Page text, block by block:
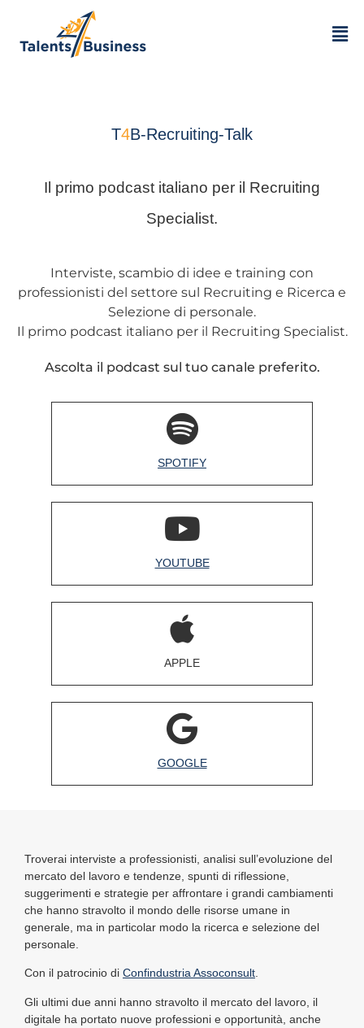
T4B-Recruiting-Talk
Il primo podcast italiano per il Recruiting
Specialist.
Interviste, scambio di idee e training con
professionisti del settore sul Recruiting e Ricerca e
Selezione di personale.
Il primo podcast italiano per il Recruiting Specialist.
Ascolta il podcast sul tuo canale preferito.
SPOTIFY
YOUTUBE
APPLE
GOOGLE
Troverai interviste a professionisti, analisi sull’evoluzione del
mercato del lavoro e tendenze, spunti di riflessione,
suggerimenti e strategie per affrontare i grandi cambiamenti
che hanno stravolto il mondo delle risorse umane in
generale, ma in particolar modo la ricerca e selezione del
personale.
Con il patrocinio di Confindustria Assoconsult.
Gli ultimi due anni hanno stravolto il mercato del lavoro, il
digitale ha portato nuove professioni e opportunità, anche